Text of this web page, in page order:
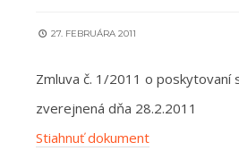
27. FEBRUÁRA 2011
Zmluva č. 1/2011 o poskytovaní
zverejnená dňa 28.2.2011
Stiahnuť dokument